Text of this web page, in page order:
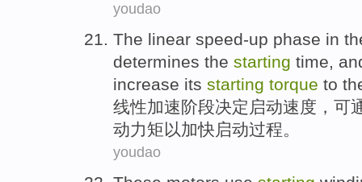
youdao
The linear speed-up phase in
determines the starting time,
increase its starting torque to
线性加速阶段决定 启动速度 ， 可
动力矩以加快启动过程。
youdao